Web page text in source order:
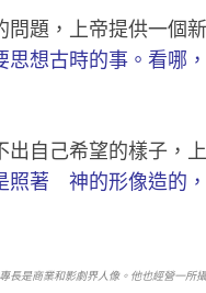
題，上帝提供一個
想古時的事。看哪
自己希望的樣子，
照著 神的形像造的
長是商業和影劇界人像。他也經營一所